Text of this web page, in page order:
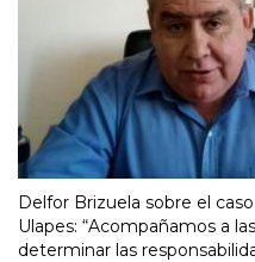
Delfor Brizuela sobre el
Ulapes: “Acompañamos a
determinar las